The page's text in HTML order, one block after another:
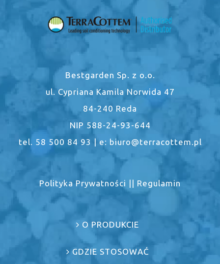
Bestgarden Sp. z o.o.
ul. Cypriana Kamila Norwida 47
84-240 Reda
NIP 588-24-93-644
tel. 58 500 84 93 | e: biuro@terracottem.pl
Polityka Prywatności || Regulamin
O PRODUKCIE
GDZIE STOSOWAĆ